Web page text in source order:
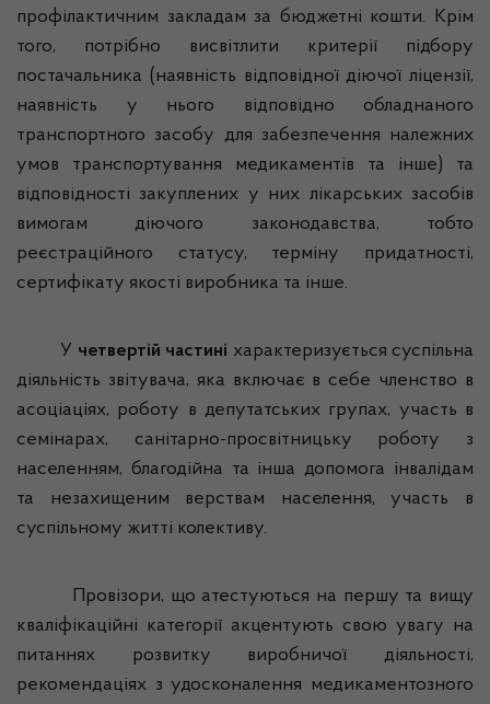
профілактичним закладам за бюджетні кошти. Крім
того, потрібно висвітлити критерії підбору
постачальника (наявність відповідної діючої ліцензії,
наявність у нього відповідно обладнаного
транспортного засобу для забезпечення належних
умов транспортування медикаментів та інше) та
відповідності закуплених у них лікарських засобів
вимогам діючого законодавства, тобто
реєстраційного статусу, терміну придатності,
сертифікату якості виробника та інше.
У четвертій частині характеризується суспільна
діяльність звітувача, яка включає в себе членство в
асоціаціях, роботу в депутатських групах, участь в
семінарах, санітарно-просвітницьку роботу з
населенням, благодійна та інша допомога інвалідам
та незахищеним верствам населення, участь в
суспільному житті колективу.
Провізори, що атестуються на першу та вищу
кваліфікаційні категорії акцентують свою увагу на
питаннях розвитку виробничої діяльності,
рекомендаціях з удосконалення медикаментозного